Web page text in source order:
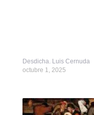
Desdicha. Luis Cernuda
octubre 1, 2025